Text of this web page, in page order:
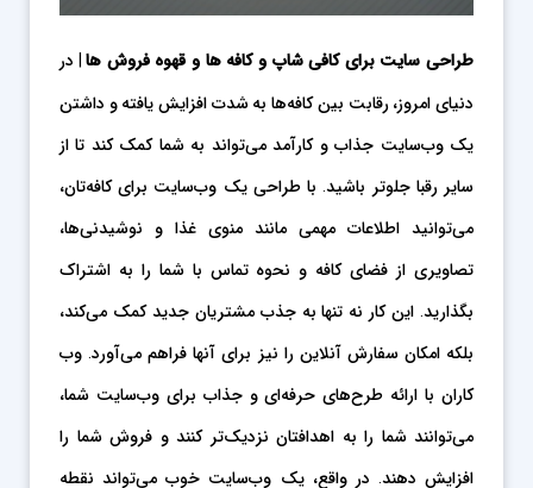
طراحی سایت برای کافی شاپ و کافه ها و قهوه فروش ها| در
دنیای امروز، رقابت بین کافه‌ها به شدت افزایش یافته و داشتن
یک وب‌سایت جذاب و کارآمد می‌تواند به شما کمک کند تا از
سایر رقبا جلوتر باشید. با طراحی یک وب‌سایت برای کافه‌تان،
می‌توانید اطلاعات مهمی مانند منوی غذا و نوشیدنی‌ها،
تصاویری از فضای کافه و نحوه تماس با شما را به اشتراک
بگذارید. این کار نه تنها به جذب مشتریان جدید کمک می‌کند،
بلکه امکان سفارش آنلاین را نیز برای آنها فراهم می‌آورد. وب
کاران با ارائه طرح‌های حرفه‌ای و جذاب برای وب‌سایت شما،
می‌توانند شما را به اهدافتان نزدیک‌تر کنند و فروش شما را
افزایش دهند. در واقع، یک وب‌سایت خوب می‌تواند نقطه